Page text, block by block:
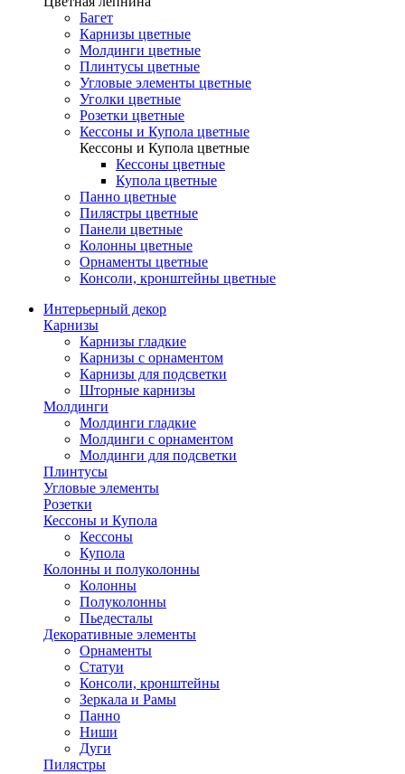
Багет
Карнизы цветные
Молдинги цветные
Плинтусы цветные
Угловые элементы цветные
Уголки цветные
Розетки цветные
Кессоны и Купола цветные
Кессоны и Купола цветные
Кессоны цветные
Купола цветные
Панно цветные
Пилястры цветные
Панели цветные
Колонны цветные
Орнаменты цветные
Консоли, кронштейны цветные
Интерьерный декор
Карнизы
Карнизы гладкие
Карнизы с орнаментом
Карнизы для подсветки
Шторные карнизы
Молдинги
Молдинги гладкие
Молдинги с орнаментом
Молдинги для подсветки
Плинтусы
Угловые элементы
Розетки
Кессоны и Купола
Кессоны
Купола
Колонны и полуколонны
Колонны
Полуколонны
Пьедесталы
Декоративные элементы
Орнаменты
Статуи
Консоли, кронштейны
Зеркала и Рамы
Панно
Ниши
Дуги
Пилястры